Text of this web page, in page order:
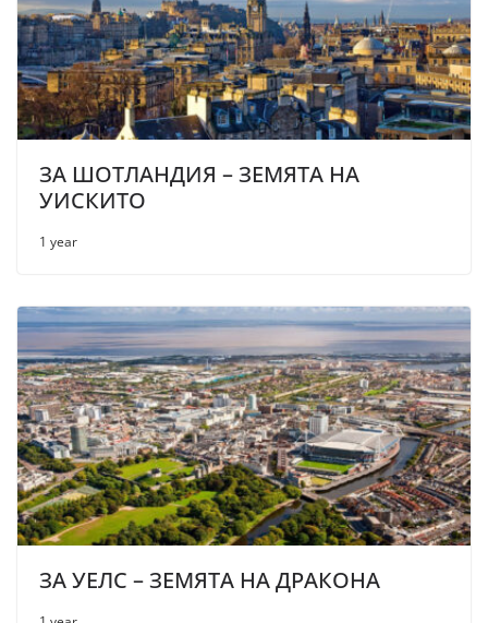
ЗА ШОТЛАНДИЯ – ЗЕМЯТА НА
УИСКИТО
1 year
ЗА УЕЛС – ЗЕМЯТА НА ДРАКОНА